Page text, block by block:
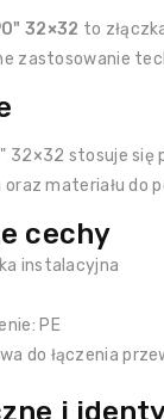
32×32 to
zastosowanie
32×32 stosuje
materiału do
cechy
instalacyjna
PE
do łączenia
i